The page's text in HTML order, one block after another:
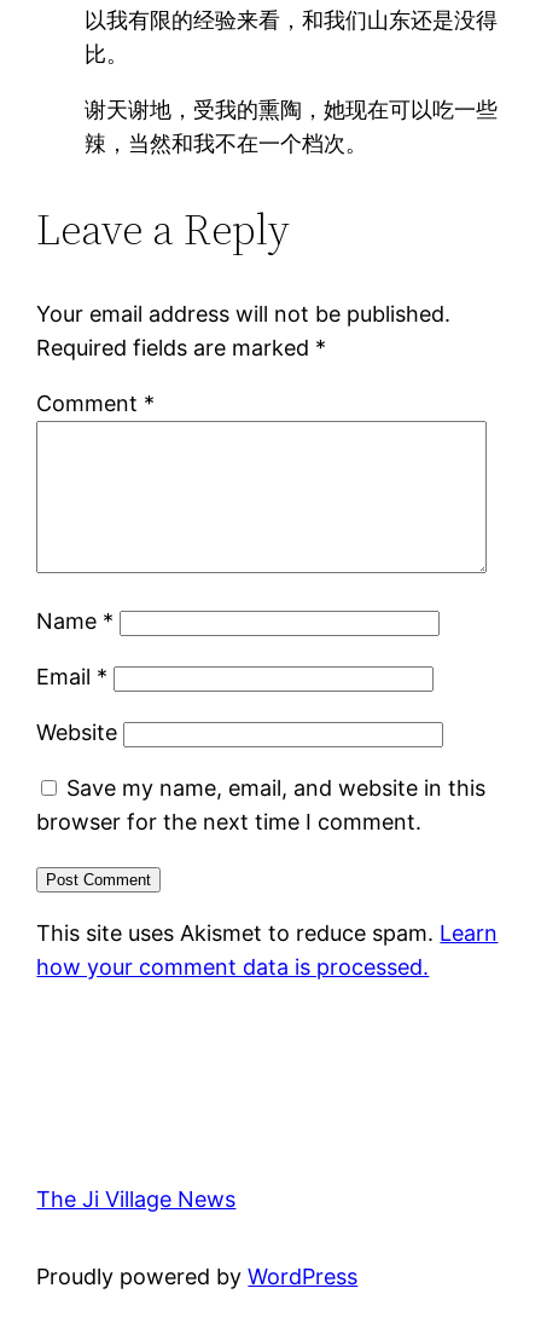
以我有限的经验来看，和我们山东还是没得
比。
谢天谢地，受我的熏陶，她现在可以吃一些
辣，当然和我不在一个档次。
Leave a Reply
Your email address will not be published.
Required fields are marked *
Comment *
Name *
Email *
Website
Save my name, email, and website in this
browser for the next time I comment.
This site uses Akismet to reduce spam. Learn
how your comment data is processed.
The Ji Village News
Proudly powered byWordPress